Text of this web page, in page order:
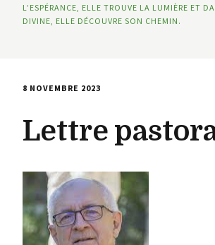
L’ESPÉRANCE, ELLE TROUVE LA LUMIÈRE ET
DIVINE, ELLE DÉCOUVRE SON CHEMIN.
8 NOVEMBRE 2023
Lettre